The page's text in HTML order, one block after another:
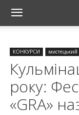
КОНКУРСИ мистецький
року:
«GRA»